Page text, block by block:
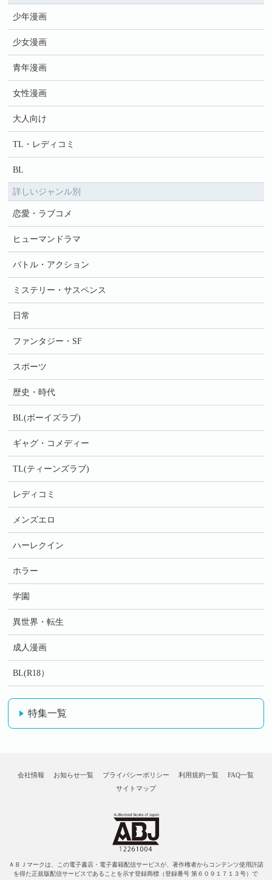
少年漫画
少女漫画
青年漫画
女性漫画
大人向け
TL・レディコミ
BL
詳しいジャンル別
恋愛・ラブコメ
ヒューマンドラマ
バトル・アクション
ミステリー・サスペンス
日常
ファンタジー・SF
スポーツ
歴史・時代
BL(ボーイズラブ)
ギャグ・コメディー
TL(ティーンズラブ)
レディコミ
メンズエロ
ハーレクイン
ホラー
学園
異世界・転生
成人漫画
BL(R18）
特集一覧
会社情報 お知らせ一覧 プライバシーポリシー 利用規約一覧
FAQ一覧
サイトマップ
ＡＢＪマークは、この電子書店・電子書籍配信サービスが、著作権者からコンテンツ使用許諾
を得た正規版配信サービスであることを示す登録商標（登録番号 第６０９１７１３号）で